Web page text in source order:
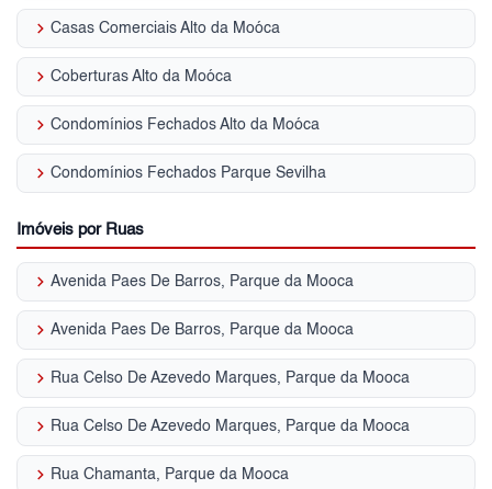
keyboard_arrow_right Casas Comerciais Alto da Moóca
keyboard_arrow_right Coberturas Alto da Moóca
keyboard_arrow_right Condomínios Fechados Alto da Moóca
keyboard_arrow_right Condomínios Fechados Parque Sevilha
Imóveis por Ruas
keyboard_arrow_right Avenida Paes De Barros, Parque da Mooca
keyboard_arrow_right Avenida Paes De Barros, Parque da Mooca
keyboard_arrow_right Rua Celso De Azevedo Marques, Parque da Mooca
keyboard_arrow_right Rua Celso De Azevedo Marques, Parque da Mooca
keyboard_arrow_right Rua Chamanta, Parque da Mooca